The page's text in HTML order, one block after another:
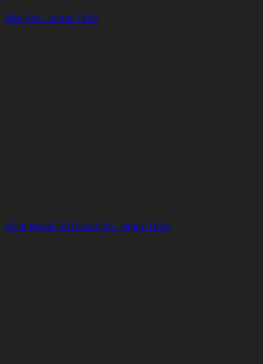
Đèn Bàn _ Ngọc Thảo
Vách Ngoài Trời Cao Cấp _ Ngọc Thảo